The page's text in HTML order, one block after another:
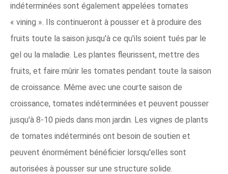
indéterminées sont également appelées tomates
« vining ». Ils continueront à pousser et à produire des
fruits toute la saison jusqu'à ce qu'ils soient tués par le
gel ou la maladie. Les plantes fleurissent, mettre des
fruits, et faire mûrir les tomates pendant toute la saison
de croissance. Même avec une courte saison de
croissance, tomates indéterminées et peuvent pousser
jusqu'à 8-10 pieds dans mon jardin. Les vignes de plants
de tomates indéterminés ont besoin de soutien et
peuvent énormément bénéficier lorsqu'elles sont
autorisées à pousser sur une structure solide.